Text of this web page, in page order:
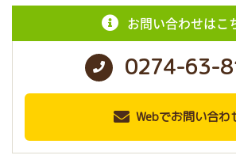
お問い合わせはこ
0274-63-
Webでお問い合わ